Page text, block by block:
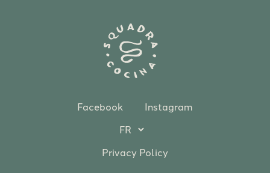
Facebook Instagram
Privacy Policy